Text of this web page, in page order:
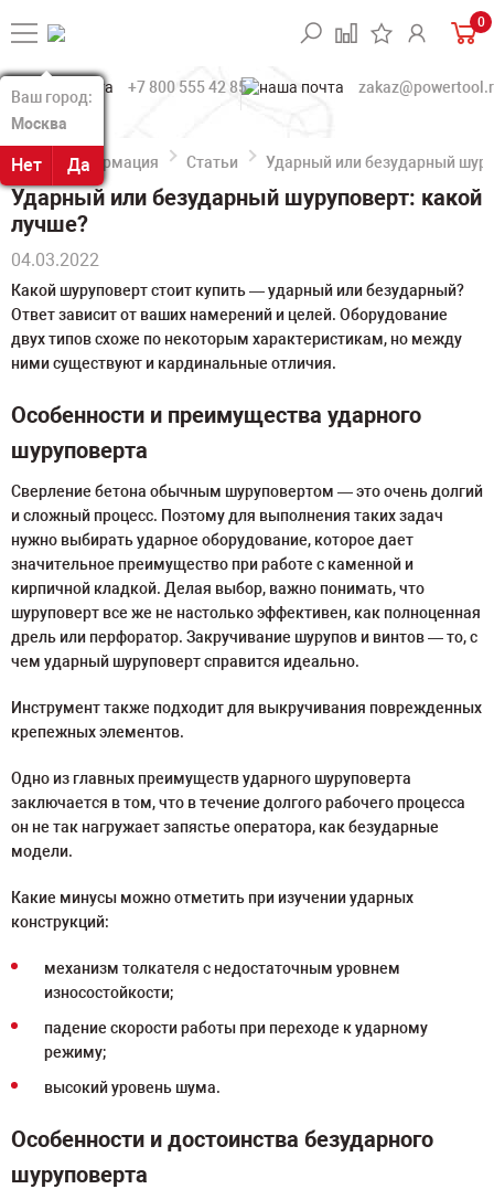
Ваш город:
Москва
Нет Да
Ваш город:
Москва
Нет Да
0
+7 800 555 42 85
Информация Статьи Ударный или безударный
Ударный или безударный шуруповерт: какой
лучше?
04.03.2022
Какой шуруповерт стоит купить — ударный или безударный?
Ответ зависит от ваших намерений и целей. Оборудование
двух типов схоже по некоторым характеристикам, но между
ними существуют и кардинальные отличия.
Особенности и преимущества ударного
шуруповерта
Сверление бетона обычным шуруповертом — это очень долгий
и сложный процесс. Поэтому для выполнения таких задач
нужно выбирать ударное оборудование, которое дает
значительное преимущество при работе с каменной и
кирпичной кладкой. Делая выбор, важно понимать, что
шуруповерт все же не настолько эффективен, как полноценная
дрель или перфоратор. Закручивание шурупов и винтов — то, с
чем ударный шуруповерт справится идеально.
Инструмент также подходит для выкручивания поврежденных
крепежных элементов.
Одно из главных преимуществ ударного шуруповерта
заключается в том, что в течение долгого рабочего процесса
он не так нагружает запястье оператора, как безударные
модели.
Какие минусы можно отметить при изучении ударных
конструкций:
механизм толкателя с недостаточным уровнем
износостойкости;
падение скорости работы при переходе к ударному
режиму;
высокий уровень шума.
Особенности и достоинства безударного
шуруповерта